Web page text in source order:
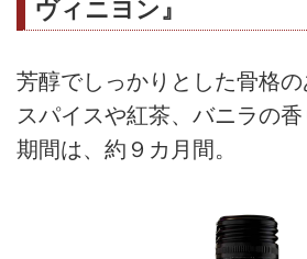
ヴィニヨン』
芳醇でしっかりとした骨格の
スパイスや紅茶、バニラの
期間は、約９カ月間。